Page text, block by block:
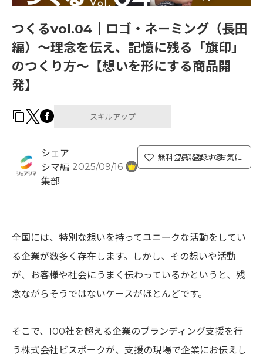
つくるvol.04｜ロゴ・ネーミング（長田
編）〜理念を伝え、記憶に残る「旗印」
のつくり方〜【想いを形にする商品開
発】
スキルアップ
シェア
シマ編
集部
2025/09/16
無料会員になってお気に入り登録する
全国には、特別な想いを持ってユニークな活動をしてい
る企業が数多く存在します。しかし、その想いや活動
が、お客様や社会にうまく伝わっているかというと、残
念ながらそうではないケースがほとんどです。
そこで、100社を超える企業のブランディング支援を行
う株式会社ビスポークが、支援の現場で企業にお伝えし